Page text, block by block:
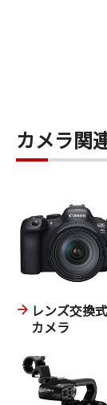
カメラ関
レンズ交換式
カメラ